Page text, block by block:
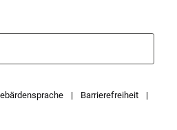
Barrierefreiheit